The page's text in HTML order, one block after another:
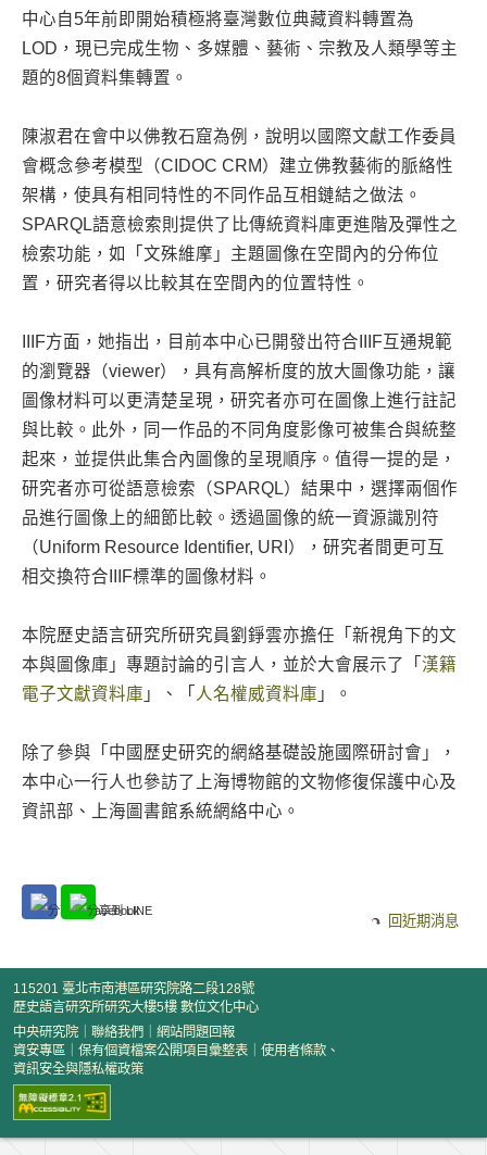
中心自5年前即開始積極將臺灣數位典藏資料轉置為
LOD，現已完成生物、多媒體、藝術、宗教及人類學等主
題的8個資料集轉置。
陳淑君在會中以佛教石窟為例，說明以國際文獻工作委員
會概念參考模型（CIDOC CRM）建立佛教藝術的脈絡性
架構，使具有相同特性的不同作品互相鏈結之做法。
SPARQL語意檢索則提供了比傳統資料庫更進階及彈性之
檢索功能，如「文殊維摩」主題圖像在空間內的分佈位
置，研究者得以比較其在空間內的位置特性。
IIIF方面，她指出，目前本中心已開發出符合IIIF互通規範
的瀏覽器（viewer），具有高解析度的放大圖像功能，讓
圖像材料可以更清楚呈現，研究者亦可在圖像上進行註記
與比較。此外，同一作品的不同角度影像可被集合與統整
起來，並提供此集合內圖像的呈現順序。值得一提的是，
研究者亦可從語意檢索（SPARQL）結果中，選擇兩個作
品進行圖像上的細節比較。透過圖像的統一資源識別符
（Uniform Resource Identifier, URI），研究者間更可互
相交換符合IIIF標準的圖像材料。
本院歷史語言研究所研究員劉錚雲亦擔任「新視角下的文
本與圖像庫」專題討論的引言人，並於大會展示了「 漢籍
電子文獻資料庫 」、「 人名權威資料庫 」。
除了參與「中國歷史研究的網絡基礎設施國際研討會」，
本中心一行人也參訪了上海博物館的文物修復保護中心及
資訊部、上海圖書館系統網絡中心。
回近期消息
115201 臺北市南港區研究院路二段128號
歷史語言研究所研究大樓5樓 數位文化中心
中央研究院
聯絡我們
網站問題回報
資安專區
保有個資檔案公開項目彙整表
使用者條款、
資訊安全與隱私權政策